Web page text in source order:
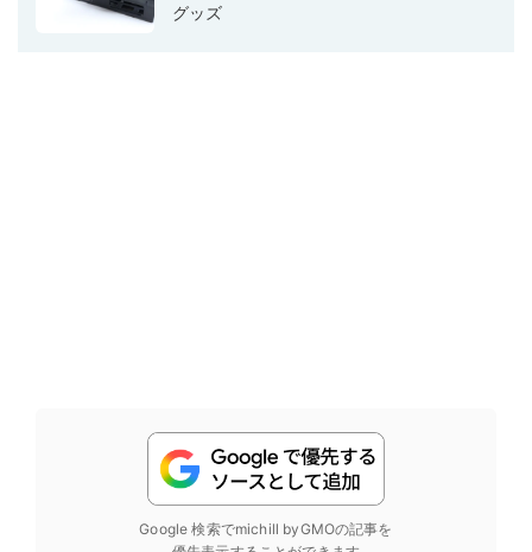
グッズ
Google 検索でmichill byGMOの記事を